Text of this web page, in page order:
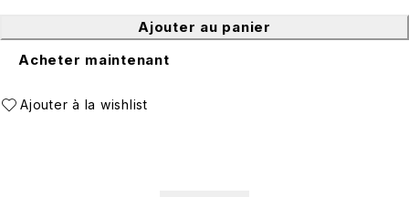
Ajouter au panier
Acheter maintenant